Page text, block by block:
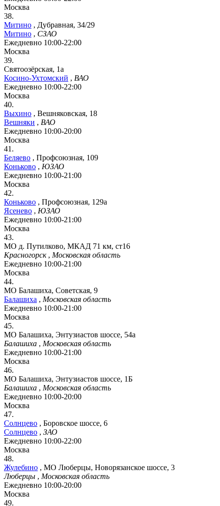
Москва
38.
Митино , Дубравная, 34/29
Митино , СЗАО
Ежедневно 10:00-22:00
Москва
39.
Святоозёрская, 1а
Косино-Ухтомский , ВАО
Ежедневно 10:00-22:00
Москва
40.
Выхино , Вешняковская, 18
Вешняки , ВАО
Ежедневно 10:00-20:00
Москва
41.
Беляево , Профсоюзная, 109
Коньково , ЮЗАО
Ежедневно 10:00-21:00
Москва
42.
Коньково , Профсоюзная, 129а
Ясенево , ЮЗАО
Ежедневно 10:00-21:00
Москва
43.
МО д. Путилково, МКАД 71 км, ст16
Красногорск, Московская область
Ежедневно 10:00-21:00
Москва
44.
МО Балашиха, Советская, 9
Балашиха , Московская область
Ежедневно 10:00-21:00
Москва
45.
МО Балашиха, Энтузиастов шоссе, 54а
Балашиха , Московская область
Ежедневно 10:00-21:00
Москва
46.
МО Балашиха, Энтузиастов шоссе, 1Б
Балашиха , Московская область
Ежедневно 10:00-20:00
Москва
47.
Солнцево , Боровское шоссе, 6
Солнцево , ЗАО
Ежедневно 10:00-22:00
Москва
48.
Жулебино , МО Люберцы, Новорязанское шоссе, 3
Люберцы , Московская область
Ежедневно 10:00-20:00
Москва
49.